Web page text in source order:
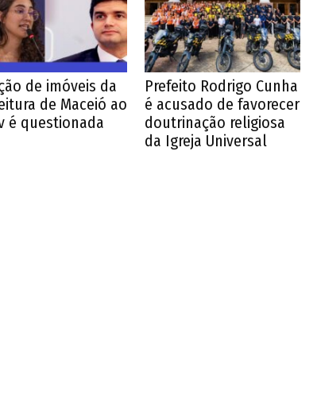
de imóveis da
de Maceió ao
é questionada
Prefeito Rodrigo Cunha
é acusado de favorecer
doutrinação religiosa
da Igreja Universal